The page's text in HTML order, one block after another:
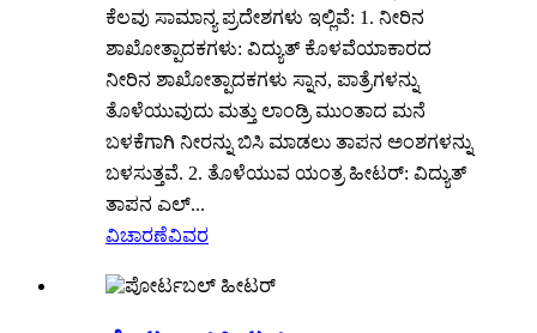
ಕೆಲವು ಸಾಮಾನ್ಯ ಪ್ರದೇಶಗಳು ಇಲ್ಲಿವೆ: 1. ನೀರಿನ
ಶಾಖೋತ್ಪಾದಕಗಳು: ವಿದ್ಯುತ್ ಕೊಳವೆಯಾಕಾರದ
ನೀರಿನ ಶಾಖೋತ್ಪಾದಕಗಳು ಸ್ನಾನ, ಪಾತ್ರೆಗಳನ್ನು
ತೊಳೆಯುವುದು ಮತ್ತು ಲಾಂಡ್ರಿ ಮುಂತಾದ ಮನೆ
ಬಳಕೆಗಾಗಿ ನೀರನ್ನು ಬಿಸಿ ಮಾಡಲು ತಾಪನ ಅಂಶಗಳನ್ನು
ಬಳಸುತ್ತವೆ. 2. ತೊಳೆಯುವ ಯಂತ್ರ ಹೀಟರ್: ವಿದ್ಯುತ್
ತಾಪನ ಎಲ್...
ವಿಚಾರಣೆವಿವರ